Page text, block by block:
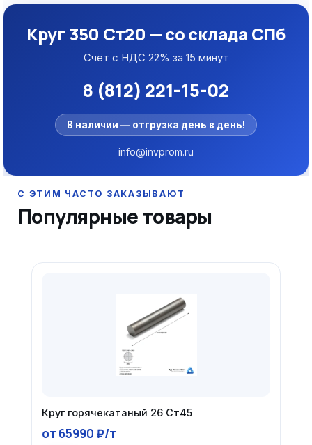
Круг 350 Ст20 — со склада СПб
Счёт с НДС 22% за 15 минут
8 (812) 221-15-02
В наличии — отгрузка день в день!
info@invprom.ru
Популярные товары
Круг горячекатаный 26 Ст45
от 65990 ₽/т